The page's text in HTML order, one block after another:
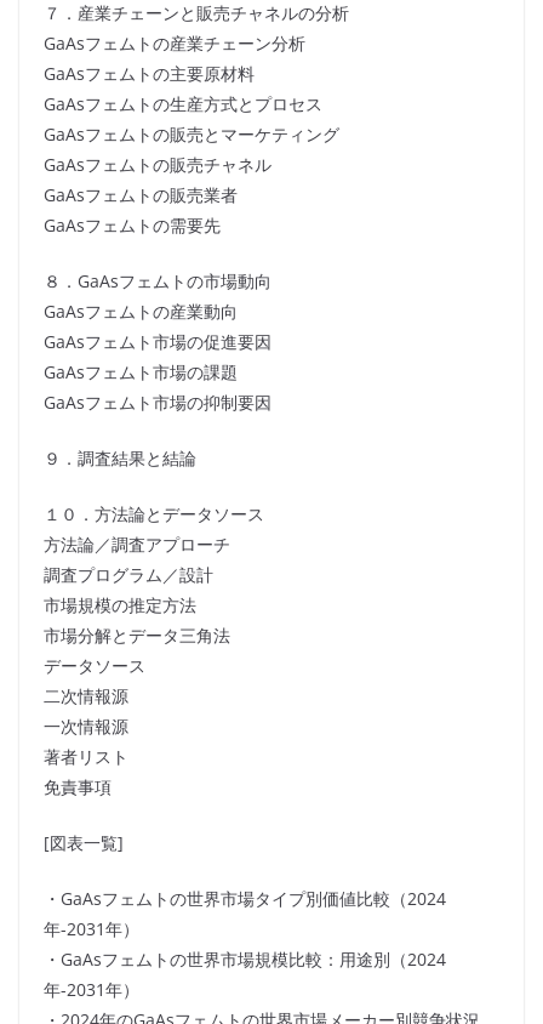
７．産業チェーンと販売チャネルの分析
GaAsフェムトの産業チェーン分析
GaAsフェムトの主要原材料
GaAsフェムトの生産方式とプロセス
GaAsフェムトの販売とマーケティング
GaAsフェムトの販売チャネル
GaAsフェムトの販売業者
GaAsフェムトの需要先
８．GaAsフェムトの市場動向
GaAsフェムトの産業動向
GaAsフェムト市場の促進要因
GaAsフェムト市場の課題
GaAsフェムト市場の抑制要因
９．調査結果と結論
１０．方法論とデータソース
方法論／調査アプローチ
調査プログラム／設計
市場規模の推定方法
市場分解とデータ三角法
データソース
二次情報源
一次情報源
著者リスト
免責事項
[図表一覧]
・GaAsフェムトの世界市場タイプ別価値比較（2024
年-2031年）
・GaAsフェムトの世界市場規模比較：用途別（2024
年-2031年）